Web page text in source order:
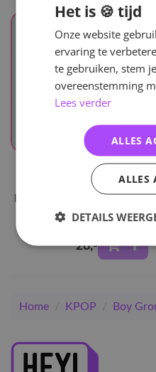
UITVERKOCHT
The Wind
Ready: Summer Vacation -
Vacation Ceremony ver.
26,-
Home / KPOP / Boy
Het is 🍪 tijd
Onze website
ervaring te
te gebruiken, stem
overeenstemming
Lees verder
ALLES
ALLES
DETAILS